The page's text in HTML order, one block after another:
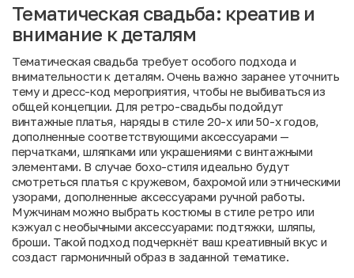
Тематическая свадьба: креатив и
внимание к деталям
Тематическая свадьба требует особого подхода и
внимательности к деталям. Очень важно заранее уточнить
тему и дресс-код мероприятия, чтобы не выбиваться из
общей концепции. Для ретро-свадьбы подойдут
винтажные платья, наряды в стиле 20-х или 50-х годов,
дополненные соответствующими аксессуарами —
перчатками, шляпками или украшениями с винтажными
элементами. В случае бохо-стиля идеально будут
смотреться платья с кружевом, бахромой или этническими
узорами, дополненные аксессуарами ручной работы.
Мужчинам можно выбрать костюмы в стиле ретро или
кэжуал с необычными аксессуарами: подтяжки, шляпы,
броши. Такой подход подчеркнёт ваш креативный вкус и
создаст гармоничный образ в заданной тематике.